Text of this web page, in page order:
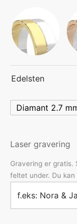
Edelsten
Diamant 2.7
Laser gravering
Gravering er gratis.
feltet under. Du